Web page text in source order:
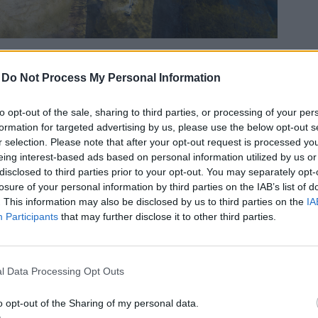
Do Not Process My Personal Information
opt-out of the sale, sharing to third parties, or processing of your
for targeted advertising by us, please use the below opt-out
selection. Please note that after your opt-out request is processed
interest-based ads based on personal information utilized by us
to third parties prior to your opt-out. You may separately
of your personal information by third parties on the IAB’s list of
This information may also be disclosed by us to third parties on the
Participants that may further disclose it to other third parties.
Data Processing Opt Outs
opt-out of the Sharing of my personal data.
lesz a kiállítótér
költözhet a gyűjtemény saját igényei szerint
képest több mint háromszor nagyobb
gyűjtemény bemutatására. Az állandó
pedig 2.300 négyzetméteres teret
műszaki megoldást rejt.
kifejlesztett, speciális víznyomás elleni
alaplemeznek és a felbecsülhetetlen értékű
hogy az épület két végén egy ötemeletes